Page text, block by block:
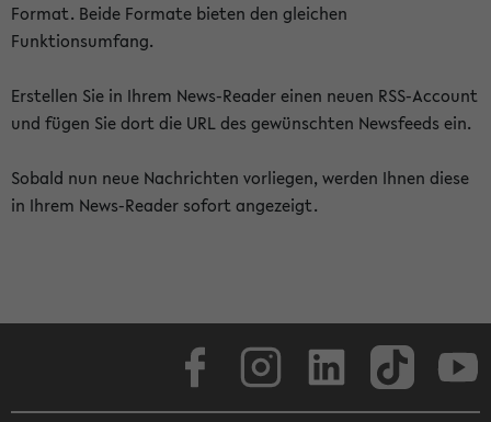
Format. Beide Formate bieten den gleichen
Funktionsumfang.
Erstellen Sie in Ihrem News-Reader einen neuen RSS-Account
und fügen Sie dort die URL des gewünschten Newsfeeds ein.
Sobald nun neue Nachrichten vorliegen, werden Ihnen diese
in Ihrem News-Reader sofort angezeigt.